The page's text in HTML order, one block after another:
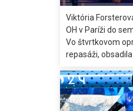
Viktória
OH v Paríži do
Vo štvrtkovom
repasáži,
postupujúcich.
najlepších jej
sekundy.